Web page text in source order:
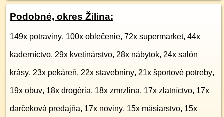
Podobné, okres Žilina:
149x potraviny, 100x oblečenie, 72x supermarket, 44x
kaderníctvo, 29x kvetinárstvo, 28x nábytok, 24x salón
krásy, 23x pekáreň, 22x stavebniny, 21x športové potreby,
19x obuv, 18x drogéria, 18x zmrzlina, 17x zlatníctvo, 17x
darčeková predajňa, 17x noviny, 15x mäsiarstvo, 15x